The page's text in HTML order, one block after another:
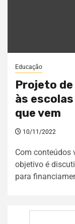
Educação
Projeto
às
que vem
10/11/2022
Com conteúdos
objetivo é
para